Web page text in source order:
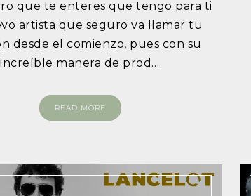
que te enteres que tengo para ti
artista que seguro va llamar tu
desde el comienzo, pues con su
increíble manera de prod…
READ MORE